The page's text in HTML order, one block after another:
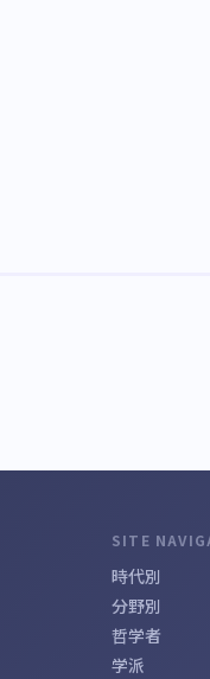
SITE
時代別
分野別
哲学者
学派